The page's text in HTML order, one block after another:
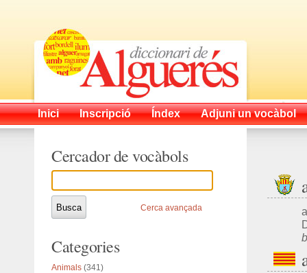
Inici Inscripció Índex Adjuni un vocàbol
Cercador de vocàbols
Cerca avançada
Categories
Animals (341)